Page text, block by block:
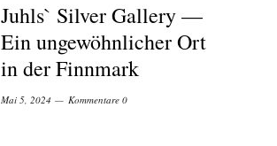
Juhls` Silver Gallery —
Ein ungewöhnlicher Ort
in der Finnmark
Mai 5, 2024 Kommentare 0